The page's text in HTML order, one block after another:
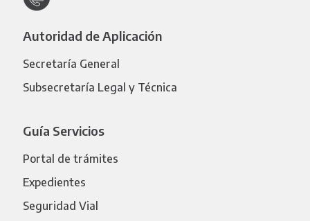
Autoridad de Aplicación
Secretaría General
Subsecretaría Legal y Técnica
Guía Servicios
Portal de trámites
Expedientes
Seguridad Vial